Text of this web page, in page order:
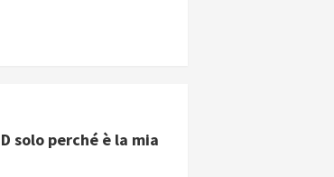
solo perché è la mia